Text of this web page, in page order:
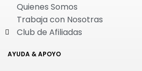
Quienes Somos
Trabaja con Nosotras
Club de Afiliadas
AYUDA & APOYO